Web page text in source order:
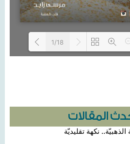
المقالات
الذهبيّة.. نكهة تقليديّة
1/18